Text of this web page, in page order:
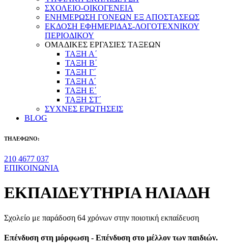
ΣΧΟΛΕΙΟ-ΟΙΚΟΓΕΝΕΙΑ
ΕΝΗΜΕΡΩΣΗ ΓΟΝΕΩΝ ΕΞ ΑΠΟΣΤΑΣΕΩΣ
ΕΚΔΟΣΗ ΕΦΗΜΕΡΙΔΑΣ-ΛΟΓΟΤΕΧΝΙΚΟΥ
ΠΕΡΙΟΔΙΚΟΥ
ΟΜΑΔΙΚΕΣ ΕΡΓΑΣΙΕΣ ΤΑΞΕΩΝ
ΤΑΞΗ Α΄
ΤΑΞΗ Β΄
ΤΑΞΗ Γ΄
ΤΑΞΗ Δ΄
ΤΑΞΗ Ε΄
ΤΑΞΗ ΣΤ΄
ΣΥΧΝΕΣ ΕΡΩΤΗΣΕΙΣ
BLOG
ΤΗΛΕΦΩΝΟ:
210 4677 037
ΕΠΙΚΟΙΝΩΝΙΑ
ΕΚΠΑΙΔΕΥΤΗΡΙΑ ΗΛΙΑΔΗ
Σχολείο με παράδοση 64 χρόνων στην ποιοτική εκπαίδευση
Επένδυση στη μόρφωση - Επένδυση στο μέλλον των παιδιών.